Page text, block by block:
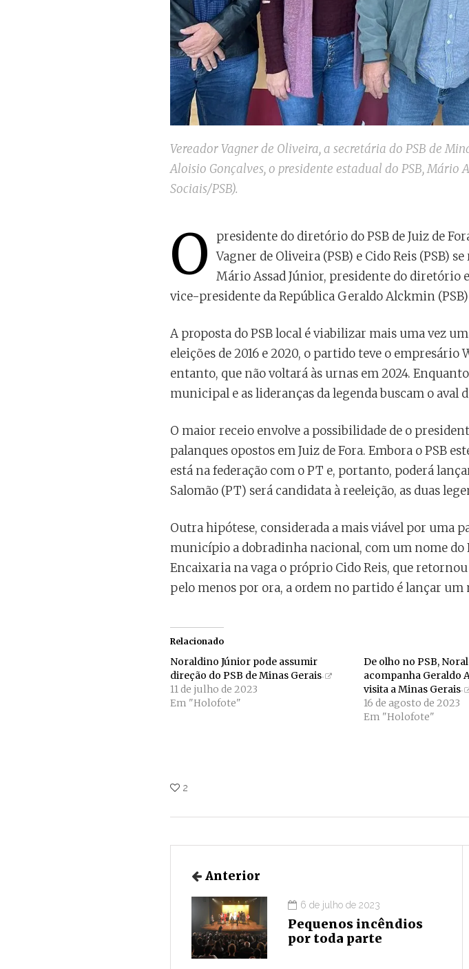
Vereador Vagner de Oliveira, a secretária do PSB de
Aloisio Gonçalves, o presidente estadual do PSB, Mário
Sociais/PSB).
O
presidente do diretório do PSB de Juiz de
Vagner de Oliveira (PSB) e Cido Reis (PSB)
Mário Assad Júnior, presidente do diretório
vice-presidente da República Geraldo Alckmin
A proposta do PSB local é viabilizar mais uma vez
eleições de 2016 e 2020, o partido teve o
entanto, que não voltará às urnas em 2024.
municipal e as lideranças da legenda buscam o aval
O maior receio envolve a possibilidade de o
palanques opostos em Juiz de Fora. Embora o PSB
está na federação com o PT e, portanto, poderá
Salomão (PT) será candidata à reeleição, as duas
Outra hipótese, considerada a mais viável por uma
município a dobradinha nacional, com um nome do
Encaixaria na vaga o próprio Cido Reis, que retornou
pelo menos por ora, a ordem no partido é lançar
Relacionado
Noraldino Júnior pode assumir
direção do PSB de Minas Gerais
11 de julho de 2023
Em "Holofote"
De olho no PSB,
acompanha Geraldo
visita a Minas Gerais
16 de agosto de 2023
Em "Holofote"
2
Anterior
6 de julho de 2023
Pequenos incêndios
por toda parte